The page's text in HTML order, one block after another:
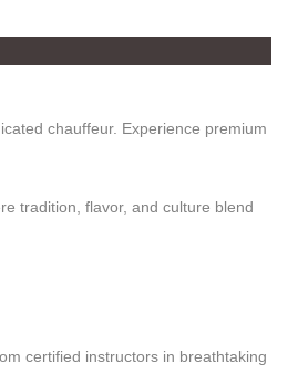
chauffeur. Experience premium
tradition, flavor, and culture blend
certified instructors in breathtaking